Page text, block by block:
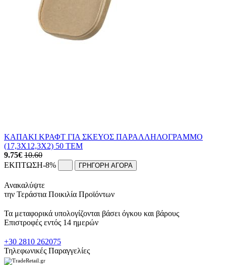
ΚΑΠΑΚΙ ΚΡΑΦΤ ΓΙΑ ΣΚΕΥΟΣ ΠΑΡΑΛΛΗΛΟΓΡΑΜΜΟ
(17,3Χ12,3Χ2) 50 ΤΕΜ
9.75€ 10.60
ΕΚΠΤΩΣΗ-8% ΓΡΗΓΟΡΗ ΑΓΟΡΑ
Ανακαλύψτε
την Τεράστια Ποικιλία Προϊόντων
Τα μεταφορικά υπολογίζονται βάσει όγκου και βάρους
Επιστροφές εντός 14 ημερών
+30 2810 262075
Τηλεφωνικές Παραγγελίες